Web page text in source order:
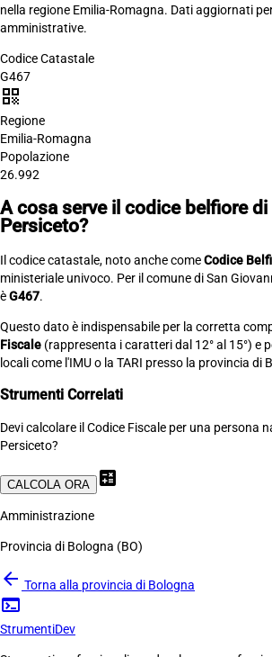
nella regione Emilia-Romagna. Dati aggiornati
amministrative.
Codice Catastale
G467
qr_code
Regione
Emilia-Romagna
Popolazione
26.992
A cosa serve il codice belfiore di
Persiceto?
Il codice catastale, noto anche comeCodice
ministeriale univoco. Per il comune di San
èG467.
Questo dato è indispensabile per la corretta
Fiscale (rappresenta i caratteri dal 12° al 15°) e
locali come l'IMU o la TARI presso la provincia di
Strumenti Correlati
Devi calcolare il Codice Fiscale per una persona
Persiceto?
CALCOLA ORA calculate
Amministrazione
Provincia di Bologna (BO)
arrow_back Torna alla provincia di Bologna
terminal
StrumentiDev